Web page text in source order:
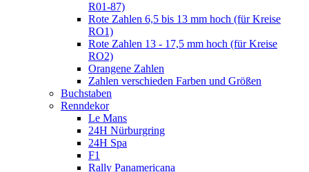
R01-87)
Rote Zahlen 6,5 bis 13 mm hoch (für Kreise
RO1)
Rote Zahlen 13 - 17,5 mm hoch (für Kreise
RO2)
Orangene Zahlen
Zahlen verschieden Farben und Größen
Buchstaben
Renndekor
Le Mans
24H Nürburgring
24H Spa
F1
Rally Panamericana